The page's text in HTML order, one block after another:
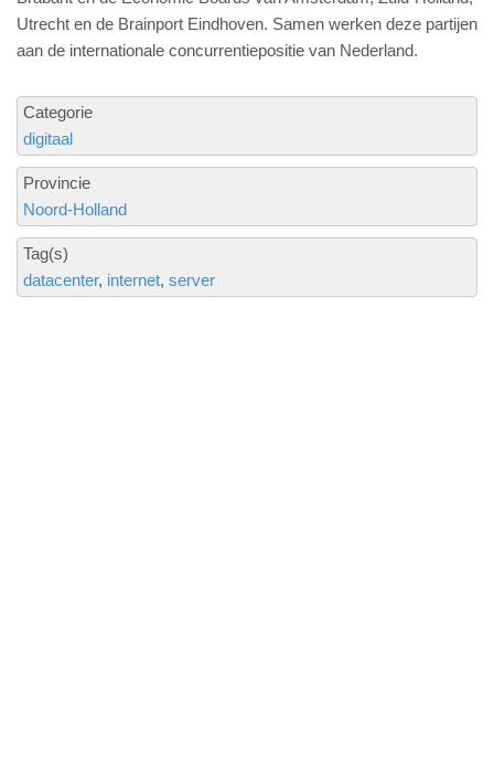
Utrecht en de Brainport Eindhoven. Samen werken deze partijen
aan de internationale concurrentiepositie van Nederland.
Categorie
digitaal
Provincie
Noord-Holland
Tag(s)
datacenter internet server